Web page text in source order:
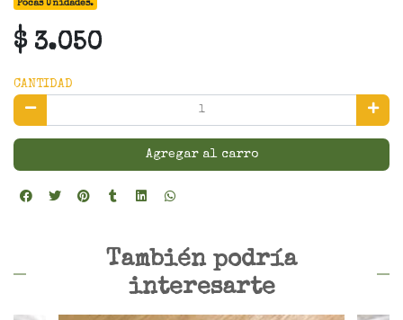
Pocas Unidades.
$ 3.050
CANTIDAD
Agregar al carro
También podría
interesarte